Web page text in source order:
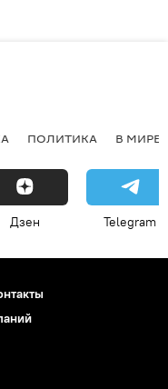
ПОЛИТИКА В МИРЕ
Дзен Telegram